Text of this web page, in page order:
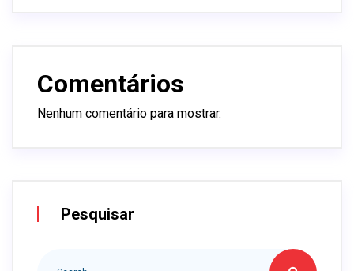
Comentários
Nenhum comentário para mostrar.
Pesquisar